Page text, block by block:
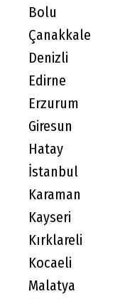
Bolu
Çanakkale
Denizli
Edirne
Erzurum
Giresun
Hatay
İstanbul
Karaman
Kayseri
Kırklareli
Kocaeli
Malatya